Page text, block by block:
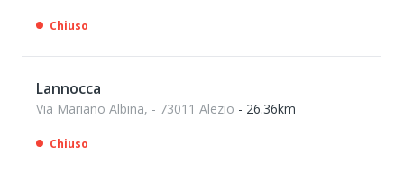
Chiuso
Lannocca
Via Mariano Albina, - 73011 Alezio - 26.36km
Chiuso